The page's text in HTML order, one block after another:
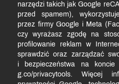
narzędzi takich jak Google
przed spamem),
przez firmy Google i Meta
czy wyrażasz zgodę na
profilowanie reklam w
sprawdzić oraz zarządzać
i bezpieczeństwa na
g.co/privacytools. Więcej